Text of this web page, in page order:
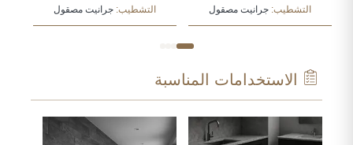
التشطيب: جرانيت مصقول التشطيب: جرانيت مصقول
الاستخدامات المناسبة